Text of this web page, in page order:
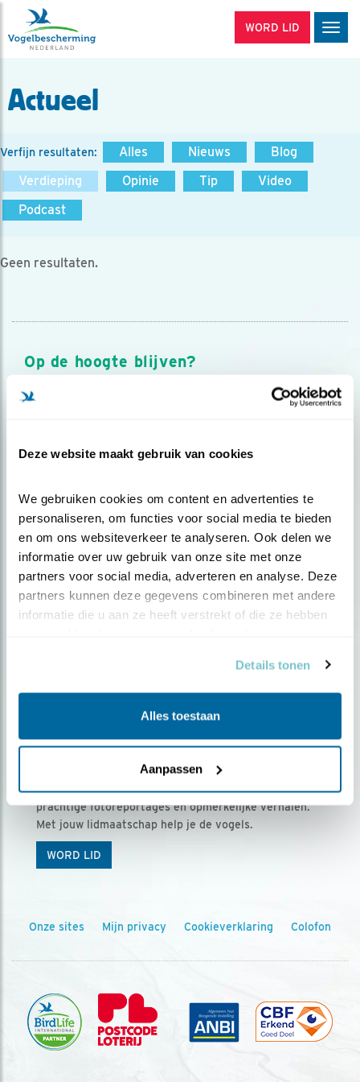
Deze website maakt gebruik van cookies
We gebruiken cookies om content en advertenties te
personaliseren, om functies voor social media te bieden
en om ons websiteverkeer te analyseren. Ook delen we
informatie over uw gebruik van onze site met onze
partners voor social media, adverteren en analyse. Deze
partners kunnen deze gegevens combineren met andere
informatie die u aan ze heeft verstrekt of die ze hebben
Details tonen
Alles toestaan
Aanpassen
WORD LID
Actueel
Verfijn resultaten: Alles Nieuws
Blog
Verdieping
Opinie Tip
Video
Podcast
Geen resultaten.
Op de hoogte blijven?
Meld je aan en ontvang nieuws, inspiratie, acties en tips
over vogels en activiteiten van Vogelbescherming.
Ontvang 5 x Vogels voor € 36,00 per jaar
Vogels is het tijdschrift voor onze leden, met
prachtige fotoreportages en opmerkelijke verhalen.
Met jouw lidmaatschap help je de vogels.
WORD LID
Onze sites Mijn privacy Cookieverklaring Colofon